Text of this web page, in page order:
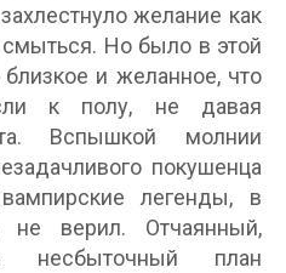
желание как
Но было в этой
и желанное, что
к полу, не давая
Вспышкой молнии
покушенца
легенды, в
не верил. Отчаянный,
несбыточный план